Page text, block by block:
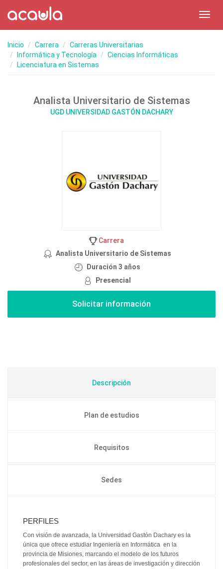
Inicio Carrera
Carreras Universitarias
Informática y Tecnología
Ciencias Informáticas
Licenciatura en Sistemas
Analista Universitario de Sistemas
UGD UNIVERSIDAD GASTÓN DACHARY
Carrera
Analista Universitario de Sistemas
Duración 3 años
Presencial
Descripción
Plan de estudios
Requisitos
Sedes
PERFILES
Con visión de avanzada, la Universidad Gastón Dachary es la
única que ofrece estudiar Ingeniería en Informática en la
provincia de Misiones, marcando el modelo de los futuros
profesionales del sector, en las áreas de investigación y dirección